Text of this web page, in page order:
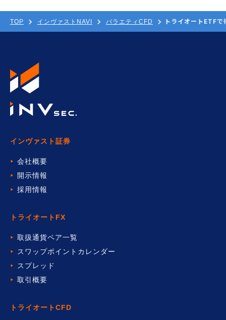
TOP インヴァストNAVI バラエティCFD トライオートETF
インヴァスト証券
会社概要
開示情報
採用情報
トライオートFX
取扱通貨ペア一覧
スワップポイントカレンダー
スプレッド
取引概要
トライオートCFD